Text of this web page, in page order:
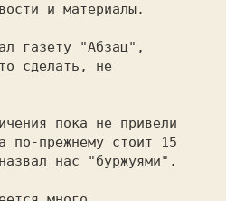
и материалы.
газету "Абзац",
сделать, не
пока не привели
по-прежнему стоит 15
нас "буржуями".